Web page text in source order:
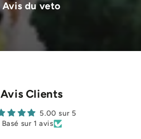
Avis du veto
Avis Clients
5.00 sur 5
Basé sur 1 avis